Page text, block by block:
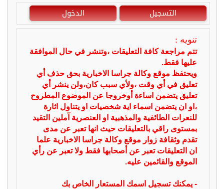
التسجيل الدخول
تنويه :
تتم مراجعة كافة التعليقات ،وتنشر في حال الموافقة
عليها فقط.
ويحتفظ موقع وكالة جراسا الاخبارية بحق حذف أي
تعليق في أي وقت ،ولأي سبب كان،ولن ينشر أي
تعليق يتضمن اساءة أوخروجا عن الموضوع المطروح
،او ان يتضمن اسماء اية شخصيات او يتناول اثارة
للنعرات الطائفية والمذهبية او العنصرية آملين التقيد
بمستوى راقي بالتعليقات حيث انها تعبر عن مدى
تقدم وثقافة زوار موقع وكالة جراسا الاخبارية علما
ان التعليقات تعبر عن أصحابها فقط ولا تعبر عن رأي
الموقع والقائمين عليه.
- يمكنك تسجيل اسمك المستعار الخاص بك